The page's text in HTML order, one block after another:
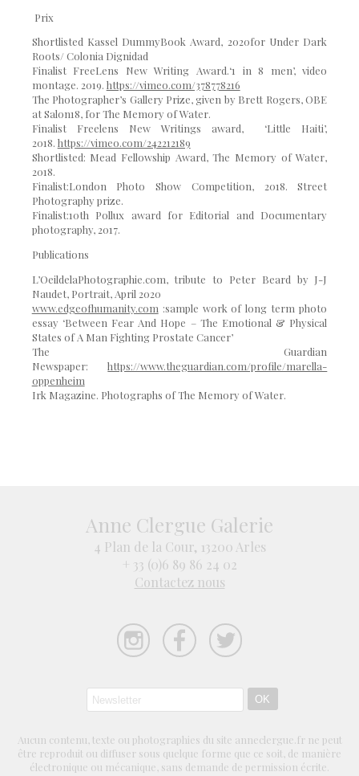
Prix
Shortlisted Kassel DummyBook Award, 2020for Under Dark
Roots/ Colonia Dignidad
Finalist FreeLens New Writing Award.‘1 in 8 men’, video
montage. 2019. https://vimeo.com/378778216
The Photographer’s Gallery Prize, given by Brett Rogers, OBE
at Salon18, for The Memory of Water.
Finalist Freelens New Writings award, ‘Little Haiti’,
2018. https://vimeo.com/242212189
Shortlisted: Mead Fellowship Award,The Memory of Water,
2018.
Finalist:London Photo Show Competition, 2018.Street
Photography prize.
Finalist:10th Pollux award for Editorial and Documentary
photography, 2017.
Publications
L’OeildelaPhotographie.com, tribute to Peter Beard by J-J
Naudet, Portrait, April 2020
www.edgeofhumanity.com :sample work of long term photo
essay ‘Between Fear And Hope – The Emotional & Physical
States of A Man Fighting Prostate Cancer’
The Guardian
Newspaper:https://www.theguardian.com/profile/marella-
oppenheim
Irk Magazine. Photographs ofThe Memory of Water.
Anne Clergue Galerie
4 Plan de la Cour, 13200 Arles
+ 33 (0)6 89 86 24 02
Contactez nous
Aucun contenu, texte ou photographies du site anneclergue.fr ne peut
être reproduit ou diffuser sous quelque forme que ce soit, de manière
électronique ou mécanique, sans demande de permission écrite.